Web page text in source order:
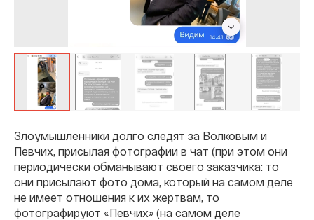
Злоумышленники долго следят за Волковым и
Певчих, присылая фотографии в чат (при этом они
периодически обманывают своего заказчика: то
они присылают фото дома, который на самом деле
не имеет отношения к их жертвам, то
фотографируют «Певчих» (на самом деле